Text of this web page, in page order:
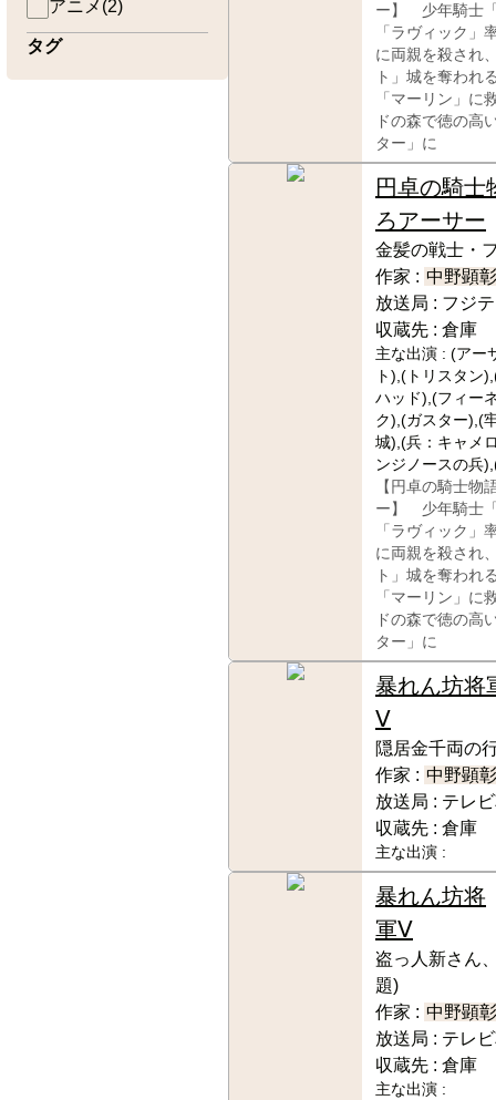
アニメ (2)
タグ
ー】 少年騎士
「ラヴィック」
に両親を殺され
ト」城を奪われ
「マーリン」に
ドの森で徳の高
ター」に
円卓の騎
ろアーサー
金髪の戦士・
作家 : 中野顕彰
放送局 : フジ
収蔵先 : 倉庫
主な出演 : (アー
ト),(トリスタン
ハッド),(フィー
ク),(ガスター),(
城),(兵：キャメ
ンジノースの兵
【円卓の騎士
ー】 少年騎士
「ラヴィック」
に両親を殺され
ト」城を奪われ
「マーリン」に
ドの森で徳の高
ター」に
暴れん坊将
Ⅴ
隠居金千両の
作家 : 中野顕彰
放送局 : テレ
収蔵先 : 倉庫
主な出演 :
暴れん坊将
軍Ⅴ
盗っ人新さん
題)
作家 : 中野顕彰
放送局 : テレ
収蔵先 : 倉庫
主な出演 :